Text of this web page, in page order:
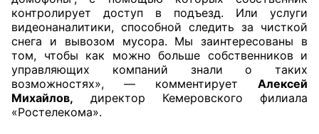
Рекомендации
Порядок работы ЦОН
Аппарат ОП КО
УСТАВ ГКУ “АППАРАТ ОП КО”
контролирует доступ в подъезд. Или услуги
видеонаналитики, способной следить за чисткой
снега и вывозом мусора. Мы заинтересованы в
том, чтобы как можно больше собственников и
управляющих компаний знали о таких
возможностях», — комментирует Алексей
Михайлов, директор Кемеровского филиала
«Ростелекома».